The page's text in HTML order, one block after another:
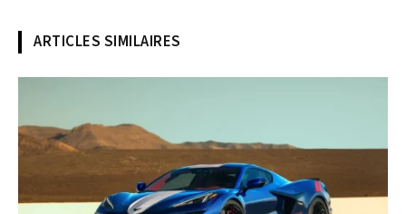
ARTICLES SIMILAIRES